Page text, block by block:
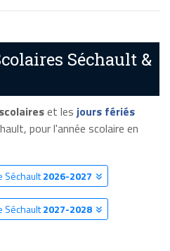
Séchault &
et les jours fériés
pour l'année scolaire en
Séchault2026-2027
Séchault2027-2028